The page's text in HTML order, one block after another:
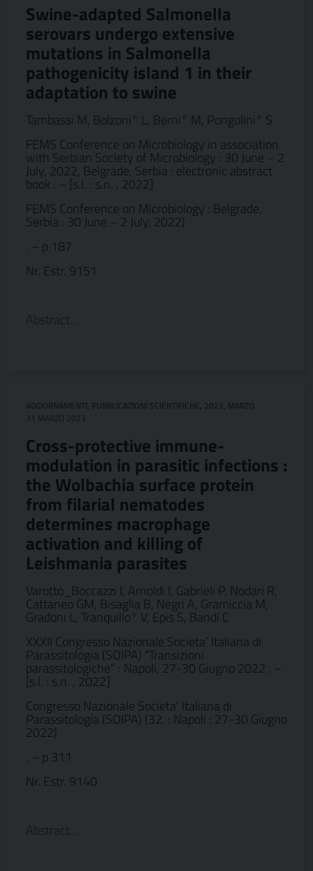
Swine-adapted Salmonella
serovars undergo extensive
mutations in Salmonella
pathogenicity island 1 in their
adaptation to swine
Tambassi M, Bolzoni° L, Berni° M, Pongolini° S
FEMS Conference on Microbiology in association
with Serbian Society of Microbiology : 30 June – 2
July, 2022, Belgrade, Serbia : electronic abstract
book . – [s.l. : s.n. , 2022]
FEMS Conference on Microbiology : Belgrade,
Serbia : 30 June – 2 July, 2022)
. – p 187
Nr. Estr. 9151
Abstract…
AGGIORNAMENTI, PUBBLICAZIONI SCIENTIFICHE, 2023, MARZO
31 MARZO 2023
Cross-protective immune-
modulation in parasitic infections :
the Wolbachia surface protein
from filarial nematodes
determines macrophage
activation and killing of
Leishmania parasites
Varotto_Boccazzi I, Arnoldi I, Gabrieli P, Nodari R,
Cattaneo GM, Bisaglia B, Negri A, Gramiccia M,
Gradoni L, Tranquillo° V, Epis S, Bandi C
XXXII Congresso Nazionale Societa’ Italiana di
Parassitologia (SOIPA) “Transizioni
parassitologiche” : Napoli, 27-30 Giugno 2022 . –
[s.l. : s.n. , 2022]
Congresso Nazionale Societa’ Italiana di
Parassitologia (SOIPA) (32. : Napoli : 27-30 Giugno
2022)
. – p 311
Nr. Estr. 9140
Abstract…